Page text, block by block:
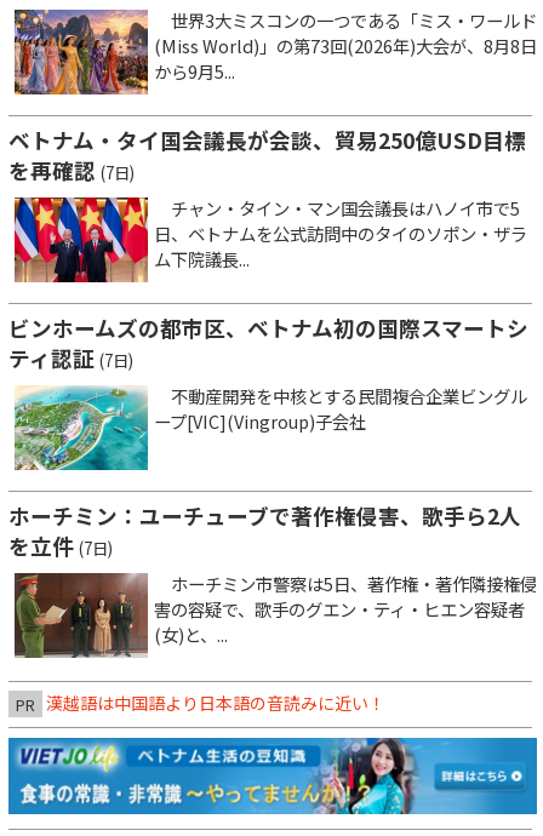
世界3大ミスコンの一つである「ミス・ワールド
(Miss World)」の第73回(2026年)大会が、8月8日
から9月5...
ベトナム・タイ国会議長が会談、貿易250億USD目標
を再確認 (7日)
チャン・タイン・マン国会議長はハノイ市で5
日、ベトナムを公式訪問中のタイのソポン・ザラ
ム下院議長...
ビンホームズの都市区、ベトナム初の国際スマートシ
ティ認証 (7日)
不動産開発を中核とする民間複合企業ビングル
ープ[VIC](Vingroup)子会社
ホーチミン：ユーチューブで著作権侵害、歌手ら2人
を立件 (7日)
ホーチミン市警察は5日、著作権・著作隣接権侵
害の容疑で、歌手のグエン・ティ・ヒエン容疑者
(女)と、...
PR 漢越語は中国語より日本語の音読みに近い！